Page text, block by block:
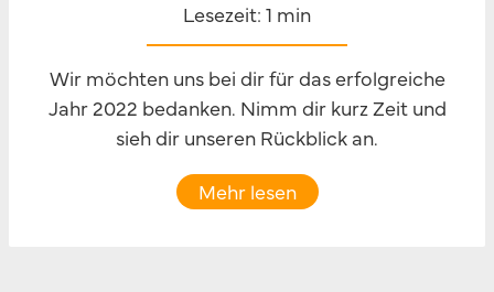
Lesezeit: 1 min
Wir möchten uns bei dir für das erfolgreiche
Jahr 2022 bedanken. Nimm dir kurz Zeit und
sieh dir unseren Rückblick an.
Mehr lesen